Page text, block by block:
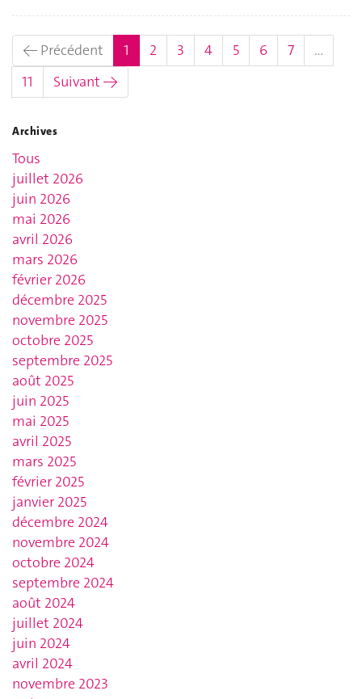
← Précédent 1 (actuel)
2 3 4 5 6 7
…
11
Suivant →
Archives
Tous
juillet 2026
juin 2026
mai 2026
avril 2026
mars 2026
février 2026
décembre 2025
novembre 2025
octobre 2025
septembre 2025
août 2025
juin 2025
mai 2025
avril 2025
mars 2025
février 2025
janvier 2025
décembre 2024
novembre 2024
octobre 2024
septembre 2024
août 2024
juillet 2024
juin 2024
avril 2024
novembre 2023